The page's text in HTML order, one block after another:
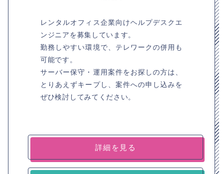
レンタルオフィス企業向けヘルプデスクエ
ンジニアを募集しています。
勤務しやすい環境で、テレワークの併用も
可能です。
サーバー保守・運用案件をお探しの方は、
とりあえずキープし、案件への申し込みを
ぜひ検討してみてください。
詳細を見る